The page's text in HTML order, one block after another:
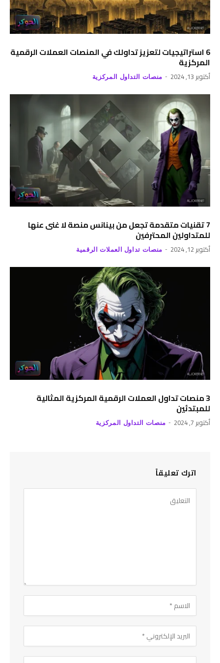
6 استراتيجيات لتعزيز تداولك في المنصات العملات الرقمية
المركزية
أكتوبر 13, 2024 منصات التداول المركزية
7 تقنيات متقدمة تجعل من بينانس منصة لا غنى عنها
للمتداولين المحترفين
أكتوبر 12, 2024 منصات تداول العملات الرقمية
3 منصات تداول العملات الرقمية المركزية المثالية
للمبتدئين
أكتوبر 7, 2024 منصات التداول المركزية
اترك تعليقاً